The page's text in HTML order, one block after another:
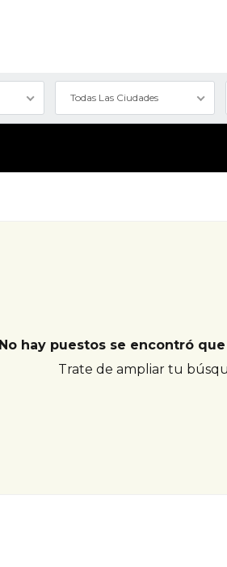
Todas Las Ciudades
No hay puestos se encontró
Trate de ampliar tu